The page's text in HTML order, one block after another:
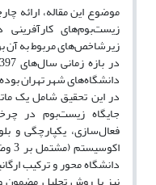
موضوع این مقاله، ارائه
زیست‌بوم‌های
زیرشاخص‌های مربوط به
دانشگاه‌های شهر تهران
در این تحقیق شامل یک
فعال‌سازی، یکپارچگی و
دانشگاه محور و ترکیب